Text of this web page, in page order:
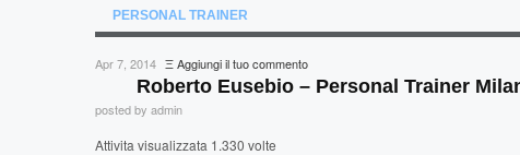
PERSONAL TRAINER
Apr 7, 2014 ΞAggiungi il tuo commento
Roberto Eusebio – Personal Trainer
posted by admin
Attivita visualizzata 1.330 volte